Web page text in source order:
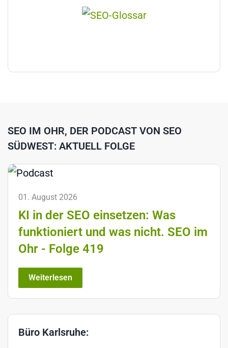
SEO IM OHR, DER PODCAST VON SEO
SÜDWEST: AKTUELL FOLGE
01. August 2026
KI in der SEO einsetzen: Was
funktioniert und was nicht. SEO im
Ohr - Folge 419
Weiterlesen
Büro Karlsruhe: